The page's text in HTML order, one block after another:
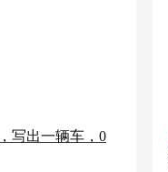
写出一辆车，0